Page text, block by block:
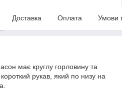
Доставка Оплата Умови
має круглу горловину та
рукав, який по низу на